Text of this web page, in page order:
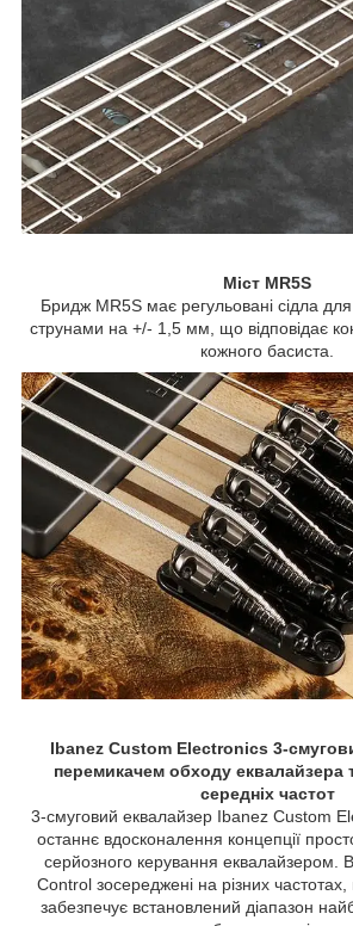
Міст MR5S
Бридж MR5S має регульовані сідла для
струнами на +/- 1,5 мм, що відповідає
кожного басиста.
Ibanez Custom Electronics 3-
перемикачем обходу еквалайзера
середніх частот
3-смуговий еквалайзер Ibanez Custom
останнє вдосконалення концепції
серйозного керування еквалайзером.
Control зосереджені на різних
забезпечує встановлений діапазон